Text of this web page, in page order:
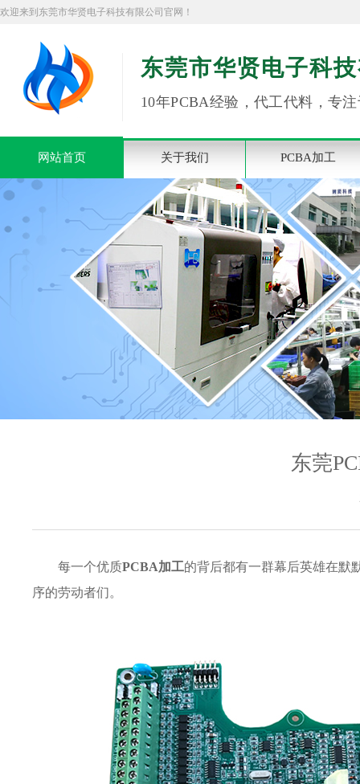
欢迎来到东莞市华贤电子科技有限公司官网！
东莞市华贤电子科
10年PCBA经验，代工代料，专
网站首页 关于我们 PCBA加工
东莞
每一个优质PCBA加工的背后都有一群幕后英雄在默
序的劳动者们。